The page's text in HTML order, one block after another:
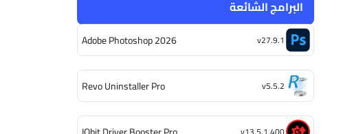
البرامج الشائعة
Adobe Photoshop 2026 v27.9.1
Revo Uninstaller Pro v5.5.2